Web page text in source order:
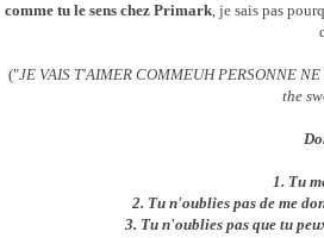
comme tu le sens chez Primark, je sais pas
("JE VAIS T'AIMER COMMEUH PERSONNE
the
1. Tu
2. Tu n'oublies pas de me
3. Tu n'oublies pas que tu